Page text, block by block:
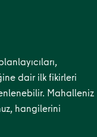
dair ilk fikirleri
Mahalleniz
hangilerini